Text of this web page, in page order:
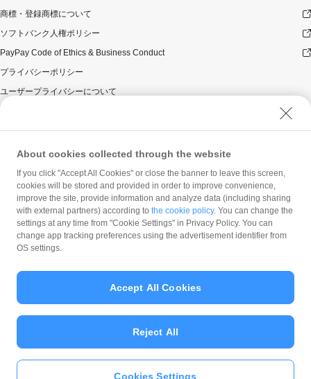
商標・登録商標について
ソフトバンク人権ポリシー
PayPay Code of Ethics & Business Conduct
プライバシーポリシー
ユーザープライバシーについて
ウェブサイト利用規約
反社会的勢力に対する方針
勧誘方針
マネロン等基本方針
カスタマーハラスメントに関する当社の考え方
© PayPay Corporation
About cookies collected through the website
If you click "Accept All Cookies" or close the banner to leave this screen,
cookies will be stored and provided in order to improve convenience,
improve the site, provide information and analyze data (including sharing
with external partners) according to the cookie policy. You can change the
settings at any time from "Cookie Settings" in Privacy Policy. You can
change app tracking preferences using the advertisement identifier from
OS settings.
Cookies Settings
Reject All
Accept All Cookies